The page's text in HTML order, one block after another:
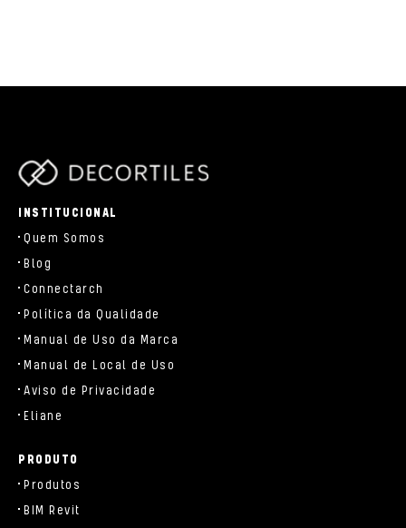
INSTITUCIONAL
Quem Somos
Blog
Connectarch
Política da Qualidade
Manual de Uso da Marca
Manual de Local de Uso
Aviso de Privacidade
Eliane
PRODUTO
Produtos
BIM Revit